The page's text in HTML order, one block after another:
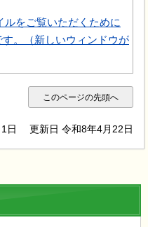
ルをご覧いただくために
。（新しいウィンドウが
このページの先頭へ
日 更新日 令和8年4月22日